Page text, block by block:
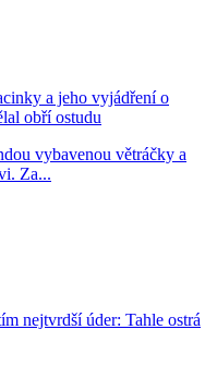
a jeho vyjádření o
obří ostudu
vybavenou větráčky a
Za...
nejtvrdší úder: Tahle ostrá